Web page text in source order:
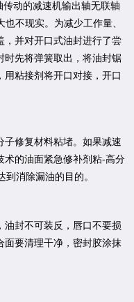
动的减速机输出轴无联轴
不现实。为减少工作量、
，并对开口式油封进行了尝
时先将弹簧取出，将油封锯
粘接剂将开口对接，开口
子修复材料粘堵。如果减速
术的油面紧急修补剂粘-高分
到消除漏油的目的。
油封不可装反，唇口不要损
面要清理干净，密封胶涂抹